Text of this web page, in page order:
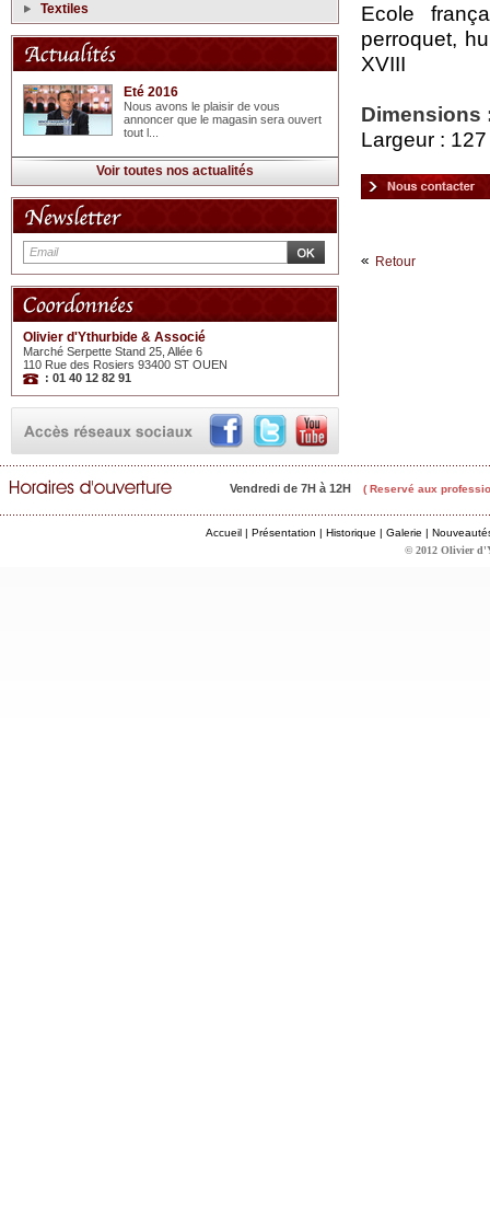
Textiles
Eté 2016
Nous avons le plaisir de vous
annoncer que le magasin sera ouvert
tout l...
Voir toutes nos actualités
Olivier d'Ythurbide & Associé
Marché Serpette Stand 25, Allée 6
110 Rue des Rosiers 93400 ST OUEN
: 01 40 12 82 91
Ecole
perroquet,
XVIII
Dimensions
Largeur :
Retour
Vendredi de 7H à 12H ( Reservé aux
Accueil | Présentation | Historique | Galerie |
© 2012 Olivier